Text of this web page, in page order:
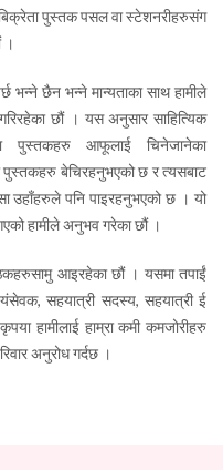
पुस्तक पसल वा स्टेशनरीहरुसंग
।
छैन भन्ने मान्यताका साथ हामीले
छौं । यस अनुसार साहित्यिक
पुस्तकहरु आफूलाई चिनेजानेका
पुस्तकहरु बेचिरहनुभएको छ र त्यसबाट
उहाँहरुले पनि पाइरहनुभएको छ । यो
हामीले अनुभव गरेका छौं ।
आइरहेका छौं । यसमा तपाईं
सहयात्री सदस्य, सहयात्री ई
हामीलाई हाम्रा कमी कमजोरीहरु
अनुरोध गर्दछ ।